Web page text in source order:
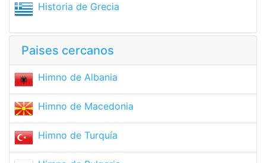
Historia de Grecia
Paises cercanos
Himno de Albania
Himno de Macedonia
Himno de Turquía